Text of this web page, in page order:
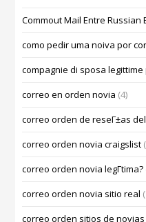
Commout Mail Entre Russian
como pedir uma noiva por
compagnie di sposa
correo en orden novia (4)
correo orden de reseГ±as
correo orden novia craigslist
correo orden novia legГ­tima?
correo orden novia sitio real
correo orden sitios de